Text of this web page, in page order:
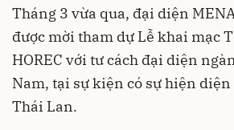
Tháng 3 vừa qua, đại diện
được mời tham dự Lễ khai mạc
HOREC với tư cách đại diện
Nam, tại sự kiện có sự hiện
Thái Lan.